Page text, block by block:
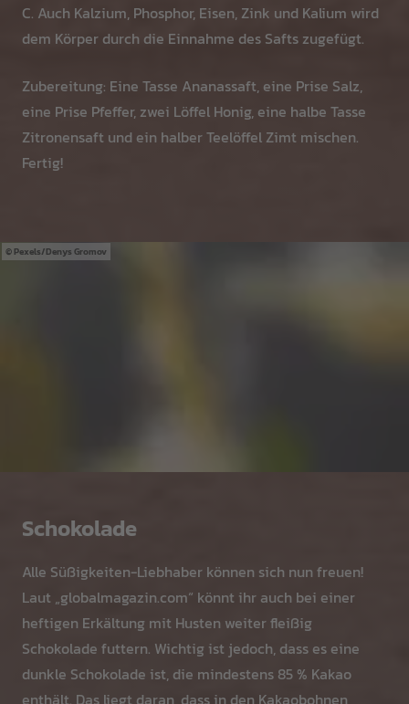
C. Auch Kalzium, Phosphor, Eisen, Zink und Kalium wird
dem Körper durch die Einnahme des Safts zugefügt.
Zubereitung: Eine Tasse Ananassaft, eine Prise Salz,
eine Prise Pfeffer, zwei Löffel Honig, eine halbe Tasse
Zitronensaft und ein halber Teelöffel Zimt mischen.
Fertig!
Pexels/Denys Gromov
Schokolade
Alle Süßigkeiten-Liebhaber können sich nun freuen!
Laut „globalmagazin.com“ könnt ihr auch bei einer
heftigen Erkältung mit Husten weiter fleißig
Schokolade futtern. Wichtig ist jedoch, dass es eine
dunkle Schokolade ist, die mindestens 85 % Kakao
enthält. Das liegt daran, dass in den Kakaobohnen